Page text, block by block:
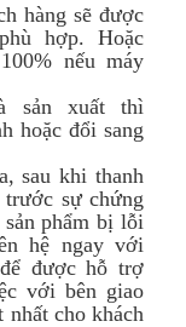
hàng sẽ được
hợp. Hoặc
nếu máy
sản xuất thì
hoặc đổi sang
sau khi thanh
trước sự chứng
phẩm bị lỗi
hệ ngay với
được hỗ trợ
với bên giao
cho khách